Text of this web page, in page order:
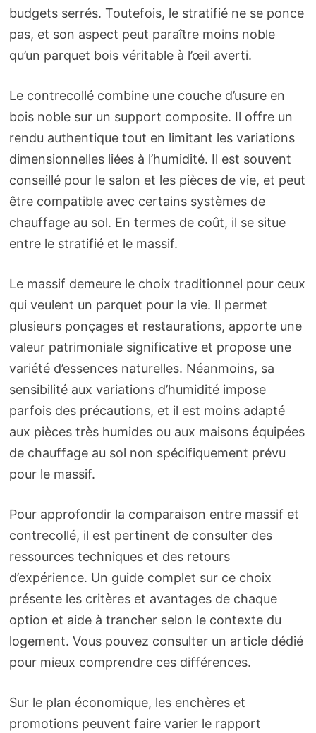
budgets serrés. Toutefois, le stratifié ne se ponce
pas, et son aspect peut paraître moins noble
qu’un parquet bois véritable à l’œil averti.
Le contrecollé combine une couche d’usure en
bois noble sur un support composite. Il offre un
rendu authentique tout en limitant les variations
dimensionnelles liées à l’humidité. Il est souvent
conseillé pour le salon et les pièces de vie, et peut
être compatible avec certains systèmes de
chauffage au sol. En termes de coût, il se situe
entre le stratifié et le massif.
Le massif demeure le choix traditionnel pour ceux
qui veulent un parquet pour la vie. Il permet
plusieurs ponçages et restaurations, apporte une
valeur patrimoniale significative et propose une
variété d’essences naturelles. Néanmoins, sa
sensibilité aux variations d’humidité impose
parfois des précautions, et il est moins adapté
aux pièces très humides ou aux maisons équipées
de chauffage au sol non spécifiquement prévu
pour le massif.
Pour approfondir la comparaison entre massif et
contrecollé, il est pertinent de consulter des
ressources techniques et des retours
d’expérience. Un guide complet sur ce choix
présente les critères et avantages de chaque
option et aide à trancher selon le contexte du
logement. Vous pouvez consulter un article dédié
pour mieux comprendre ces différences.
Sur le plan économique, les enchères et
promotions peuvent faire varier le rapport